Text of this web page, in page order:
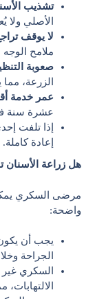
تشذيب
الأصلي ولا
لا يوقف
ملامح
صعوبة
الزرعة،
عمر خدمة
عشرة سنة
إذا تلفت
إعادة كاملة.
هل زراعة
مرضى السكري
واضحة:
يجب أن
الجراحة
السكري غير